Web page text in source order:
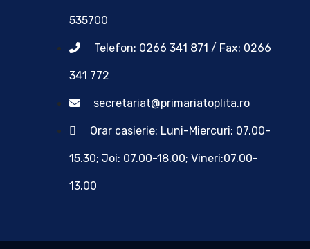
535700
Telefon: 0266 341 871 / Fax: 0266
341 772
secretariat@primariatoplita.ro
Orar casierie: Luni-Miercuri: 07.00-
15.30; Joi: 07.00-18.00; Vineri:07.00-
13.00